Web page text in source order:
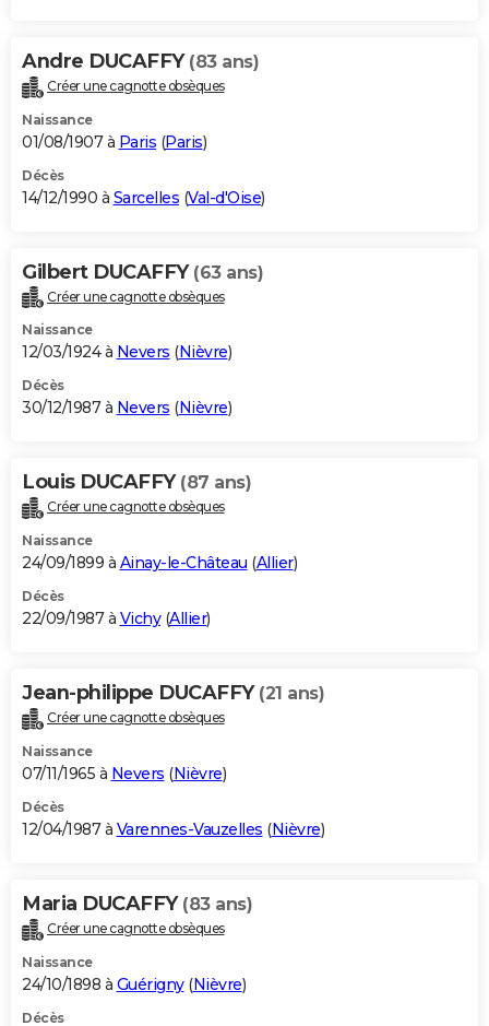
Andre DUCAFFY (83 ans)
Créer une cagnotte obsèques
Naissance
01/08/1907 à Paris (Paris)
Décès
14/12/1990 à Sarcelles (Val-d'Oise)
Gilbert DUCAFFY (63 ans)
Créer une cagnotte obsèques
Naissance
12/03/1924 à Nevers (Nièvre)
Décès
30/12/1987 à Nevers (Nièvre)
Louis DUCAFFY (87 ans)
Créer une cagnotte obsèques
Naissance
24/09/1899 à Ainay-le-Château (Allier)
Décès
22/09/1987 à Vichy(Allier)
Jean-philippe DUCAFFY (21 ans)
Créer une cagnotte obsèques
Naissance
07/11/1965 à Nevers (Nièvre)
Décès
12/04/1987 à Varennes-Vauzelles (Nièvre)
Maria DUCAFFY (83 ans)
Créer une cagnotte obsèques
Naissance
24/10/1898 à Guérigny(Nièvre)
Décès